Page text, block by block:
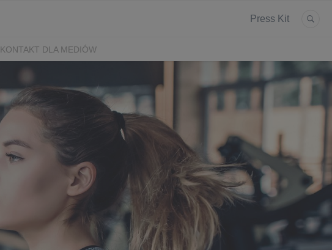
Press Kit
KONTAKT DLA MEDIÓW